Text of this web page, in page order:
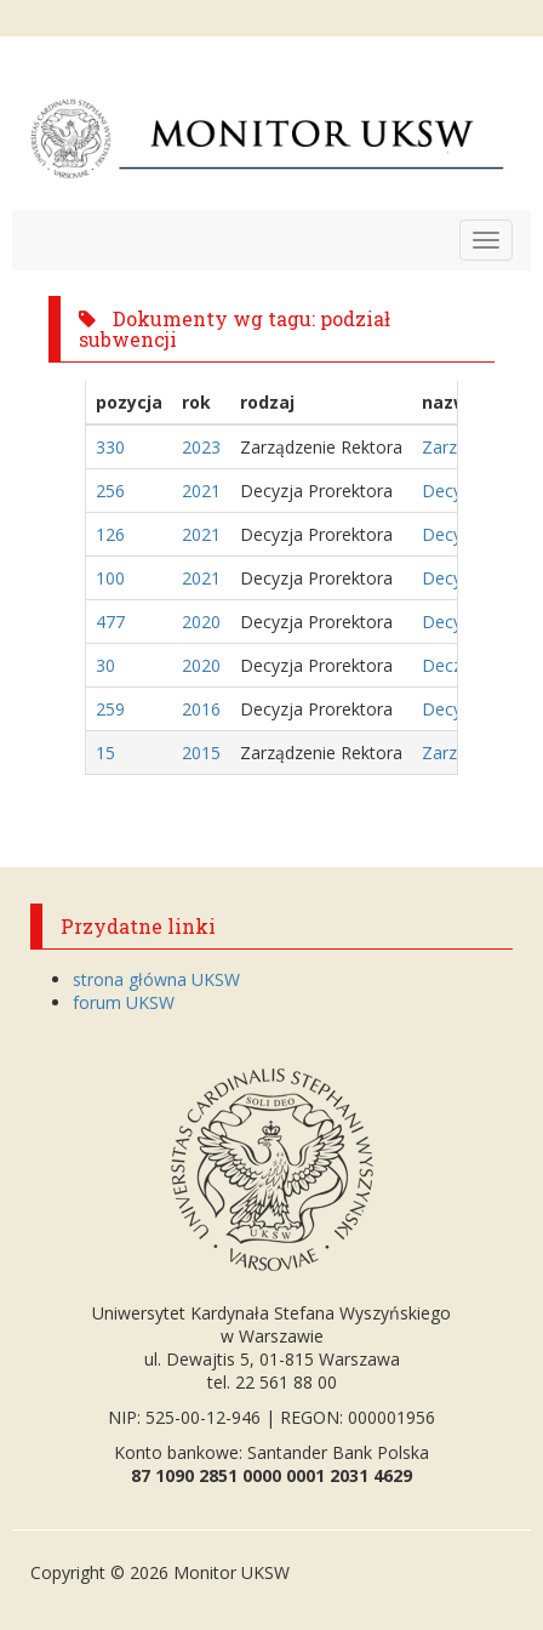
Toggle
Dokumenty wg tagu: podział
subwencji
pozycja rok rodzaj
nazwa
330
2023 Zarządzenie Rektora
Zarządzenie
256
2021 Decyzja Prorektora
Decyzja Nr
126
2021 Decyzja Prorektora
Decyzja Nr
100
2021 Decyzja Prorektora
Decyzja Nr 7/
477
2020 Decyzja Prorektora
Decyzja Nr 20/
30
2020 Decyzja Prorektora
Deczyja Nr 6/
259
2016 Decyzja Prorektora
Decyzja Nr
15
2015 Zarządzenie Rektora Zarządzenie
Przydatne linki
strona główna UKSW
forum UKSW
Uniwersytet Kardynała Stefana Wyszyńskiego
w Warszawie
ul. Dewajtis 5, 01-815 Warszawa
tel. 22 561 88 00
NIP: 525-00-12-946 | REGON: 000001956
Konto bankowe: Santander Bank Polska
87 1090 2851 0000 0001 2031 4629
Copyright © 2026 Monitor UKSW